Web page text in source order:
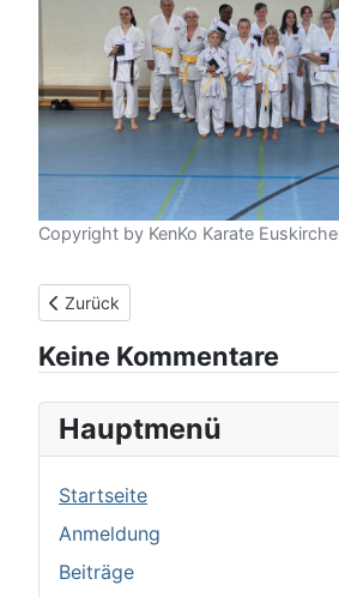
Copyright by KenKo Karate
Vorheriger Beitrag: Trainingsteilnahme
Zurück
Keine Kommentare
Hauptmenü
Startseite
Anmeldung
Beiträge